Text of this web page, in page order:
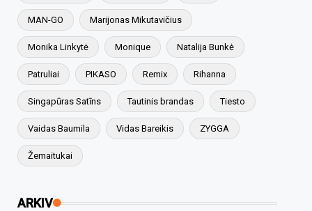
MAN-GO Marijonas Mikutavičius
Monika Linkytė Monique Natalija Bunkė
Patruliai PIKASO Remix Rihanna
Singapūras Satīns Tautinis brandas Tiesto
Vaidas Baumila Vidas Bareikis ZYGGA
Žemaitukai
ARKIV